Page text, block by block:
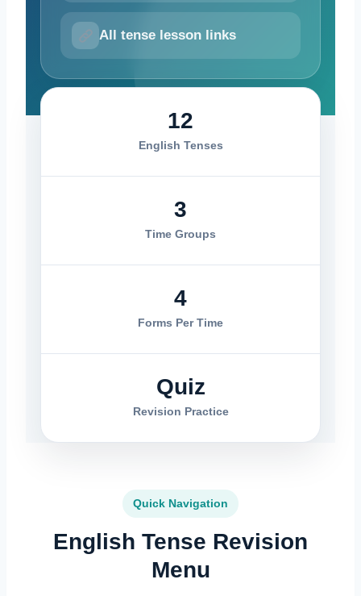
All tense lesson links
12
English Tenses
3
Time Groups
4
Forms Per Time
Quiz
Revision Practice
Quick Navigation
English Tense Revision
Menu